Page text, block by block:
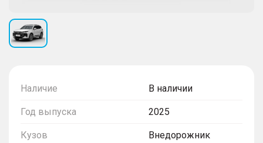
Наличие В наличии
Год выпуска 2025
Кузов Внедорожник